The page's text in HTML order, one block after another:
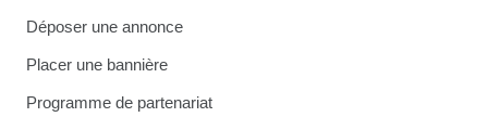
Déposer une annonce
Placer une bannière
Programme de partenariat